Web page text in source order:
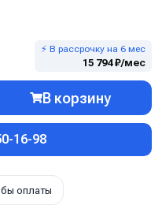
⚡ В рассрочку на 6 мес
15 794 ₽/мес
В корзину
16-98
оплаты